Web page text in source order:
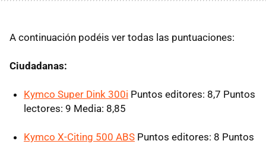
A continuación podéis ver todas las puntuaciones:
Ciudadanas:
Kymco Super Dink 300i Puntos editores: 8,7 Puntos
lectores: 9 Media: 8,85
Kymco X-Citing 500 ABS Puntos editores: 8 Puntos